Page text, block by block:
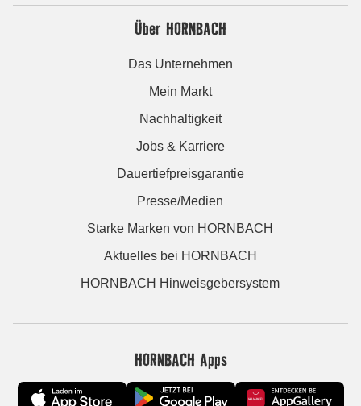
Über HORNBACH
Das Unternehmen
Mein Markt
Nachhaltigkeit
Jobs & Karriere
Dauertiefpreisgarantie
Presse/Medien
Starke Marken von HORNBACH
Aktuelles bei HORNBACH
HORNBACH Hinweisgebersystem
HORNBACH Apps